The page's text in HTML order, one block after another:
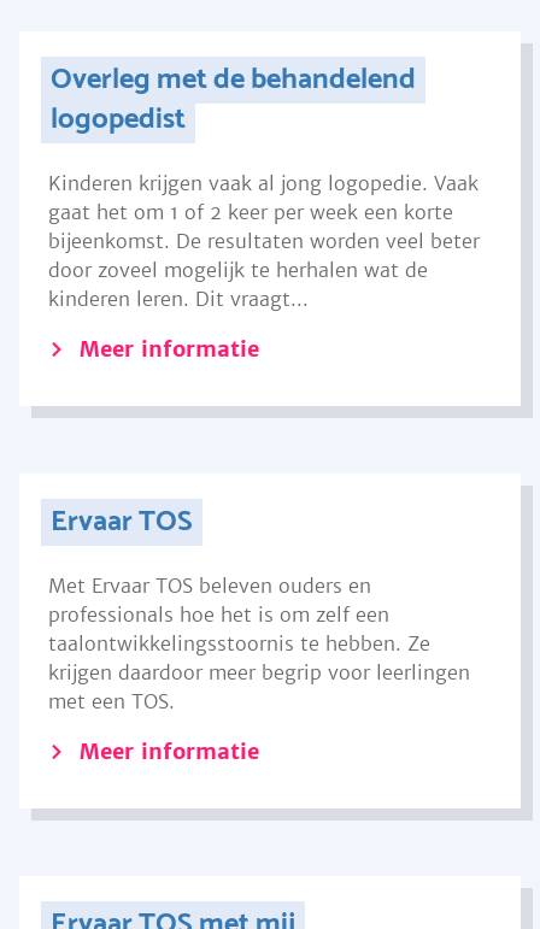
Overleg met de behandelend
logopedist
Kinderen krijgen vaak al jong logopedie. Vaak
gaat het om 1 of 2 keer per week een korte
bijeenkomst. De resultaten worden veel beter
door zoveel mogelijk te herhalen wat de
kinderen leren. Dit vraagt...
Meer informatie
Ervaar TOS
Met Ervaar TOS beleven ouders en
professionals hoe het is om zelf een
taalontwikkelingsstoornis te hebben. Ze
krijgen daardoor meer begrip voor leerlingen
met een TOS.
Meer informatie